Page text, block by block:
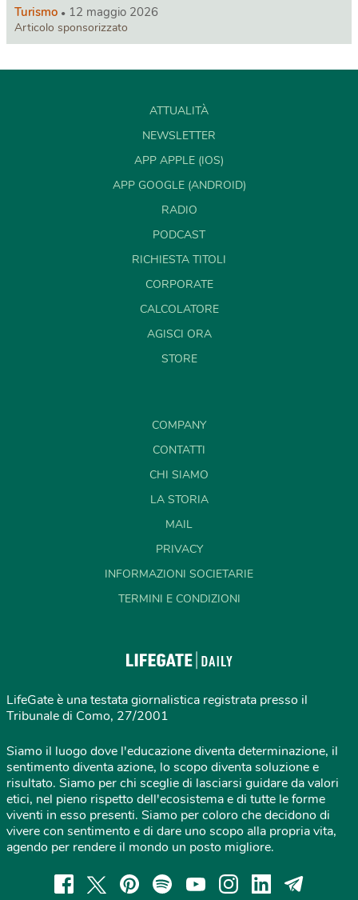
Turismo 12 maggio 2026
Articolo sponsorizzato
ATTUALITÀ
NEWSLETTER
APP APPLE (IOS)
APP GOOGLE (ANDROID)
RADIO
PODCAST
RICHIESTA TITOLI
CORPORATE
CALCOLATORE
AGISCI ORA
STORE
COMPANY
CONTATTI
CHI SIAMO
LA STORIA
MAIL
PRIVACY
INFORMAZIONI SOCIETARIE
TERMINI E CONDIZIONI
LifeGate è una testata giornalistica registrata presso il
Tribunale di Como, 27/2001
Siamo il luogo dove l'educazione diventa determinazione, il
sentimento diventa azione, lo scopo diventa soluzione e
risultato. Siamo per chi sceglie di lasciarsi guidare da valori
etici, nel pieno rispetto dell'ecosistema e di tutte le forme
viventi in esso presenti. Siamo per coloro che decidono di
vivere con sentimento e di dare uno scopo alla propria vita,
agendo per rendere il mondo un posto migliore.